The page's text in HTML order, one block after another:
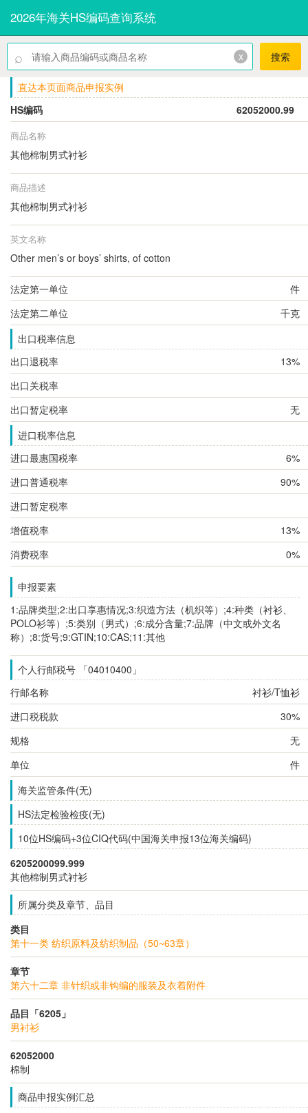
2026年海关HS编码查询系统
⌕ x 搜索
直达本页面商品申报实例
HS编码
62052000.99
商品名称
其他棉制男式衬衫
商品描述
其他棉制男式衬衫
英文名称
Other men’s or boys’ shirts, of cotton
法定第一单位
件
法定第二单位
千克
出口税率信息
出口退税率
13%
出口关税率
出口暂定税率
无
进口税率信息
进口最惠国税率
6%
进口普通税率
90%
进口暂定税率
增值税率
13%
消费税率
0%
申报要素
1:品牌类型;2:出口享惠情况;3:织造方法（机织等）;4:种类（衬衫、
POLO衫等）;5:类别（男式）;6:成分含量;7:品牌（中文或外文名
称）;8:货号;9:GTIN;10:CAS;11:其他
个人行邮税号 「04010400」
行邮名称
衬衫/T恤衫
进口税税款
30%
规格
无
单位
件
海关监管条件(无)
HS法定检验检疫(无)
10位HS编码+3位CIQ代码(中国海关申报13位海关编码)
6205200099.999
其他棉制男式衬衫
所属分类及章节、品目
类目
第十一类 纺织原料及纺织制品（50~63章）
章节
第六十二章 非针织或非钩编的服装及衣着附件
品目「6205」
男衬衫
62052000
棉制
商品申报实例汇总